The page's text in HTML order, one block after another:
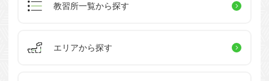
教習所一覧から探す
エリアから探す